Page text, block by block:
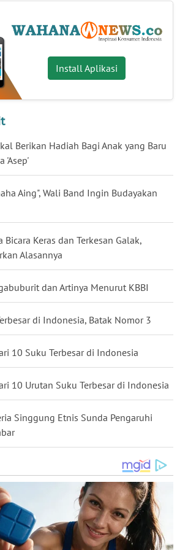
Install Aplikasi
Berikan Hadiah Bagi Anak yang Baru
'Asep'
Aing", Wali Band Ingin Budayakan
Bicara Keras dan Terkesan Galak,
Alasannya
dan Artinya Menurut KBBI
di Indonesia, Batak Nomor 3
10 Suku Terbesar di Indonesia
10 Urutan Suku Terbesar di Indonesia
Singgung Etnis Sunda Pengaruhi